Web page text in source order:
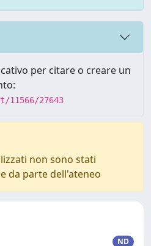
per citare o creare un
27643
non sono stati
da parte dell'ateneo
ND